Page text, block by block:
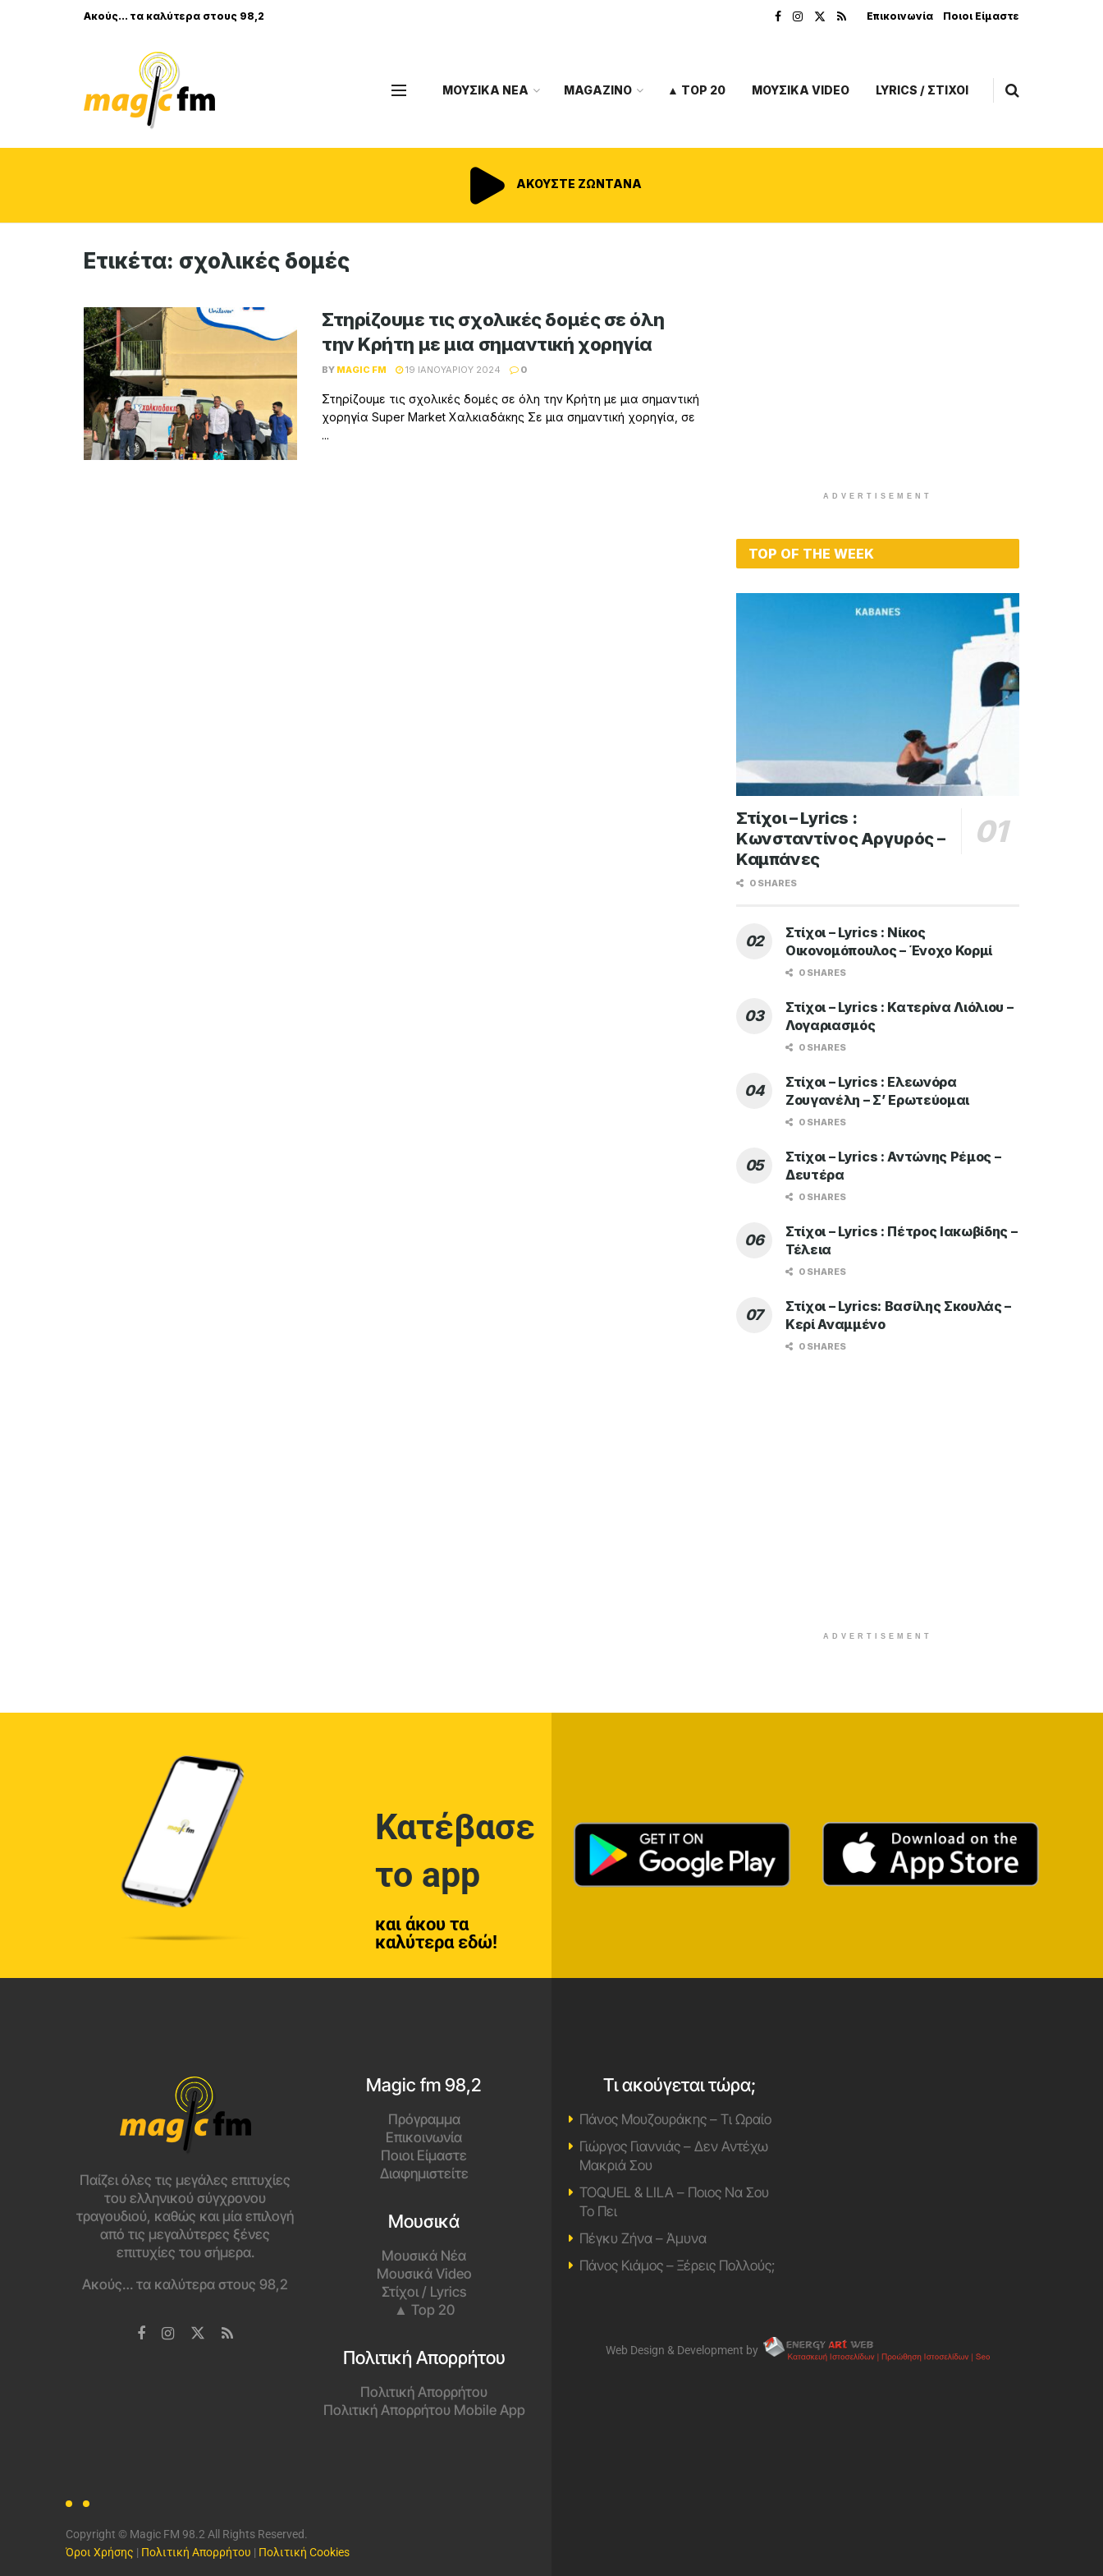
Ακούς... τα καλύτερα στους 98,2 Επικοινωνία Ποιοι Είμαστε
ΜΟΥΣΙΚΑ ΝΕΑ MAGAZINO ▲ TOP 20 ΜΟΥΣΙΚΑ VIDEO LYRICS / ΣΤΙΧΟΙ
ΑΚΟΥΣΤΕ ΖΩΝΤΑΝΑ
Ετικέτα: σχολικές δομές
Στηρίζουμε τις σχολικές δομές σε όλη
την Κρήτη με μια σημαντική χορηγία
BY MAGIC FM 19 ΙΑΝΟΥΑΡΊΟΥ 2024 0
Στηρίζουμε τις σχολικές δομές σε όλη την Κρήτη με μια σημαντική
χορηγία Super Market Χαλκιαδάκης Σε μια σημαντική χορηγία, σε
...
ADVERTISEMENT
TOP OF THE WEEK
Στίχοι – Lyrics :
Κωνσταντίνος Αργυρός –
Καμπάνες
0 SHARES
Στίχοι – Lyrics : Νίκος
Οικονομόπουλος – Ένοχο Κορμί
0 SHARES
Στίχοι – Lyrics : Κατερίνα Λιόλιου –
Λογαριασμός
0 SHARES
Στίχοι – Lyrics : Ελεωνόρα
Ζουγανέλη – Σ’ Ερωτεύομαι
0 SHARES
Στίχοι – Lyrics : Αντώνης Ρέμος –
Δευτέρα
0 SHARES
Στίχοι – Lyrics : Πέτρος Ιακωβίδης –
Τέλεια
0 SHARES
Στίχοι – Lyrics: Βασίλης Σκουλάς –
Κερί Αναμμένο
0 SHARES
ADVERTISEMENT
Κατέβασε
το app
και άκου τα
καλύτερα εδώ!
Παίζει όλες τις μεγάλες επιτυχίες
του ελληνικού σύγχρονου
τραγουδιού, καθώς και μία επιλογή
από τις μεγαλύτερες ξένες
επιτυχίες του σήμερα.
Ακούς… τα καλύτερα στους 98,2
Magic fm 98,2
Πρόγραμμα
Επικοινωνία
Ποιοι Είμαστε
Διαφημιστείτε
Μουσικά
Μουσικά Νέα
Μουσικά Video
Στίχοι / Lyrics
▲ Top 20
Πολιτική Απορρήτου
Πολιτική Απορρήτου
Πολιτική Απορρήτου Mobile App
Copyright © Magic FM 98.2 All Rights Reserved.
Όροι Χρήσης | Πολιτική Απορρήτου | Πολιτική Cookies
Τι ακούγεται τώρα;
Πάνος Μουζουράκης – Τι Ωραίο
Γιώργος Γιαννιάς – Δεν Αντέχω
Μακριά Σου
TOQUEL & LILA – Ποιος Να Σου
Το Πει
Πέγκυ Ζήνα – Άμυνα
Πάνος Κιάμος – Ξέρεις Πολλούς;
Web Design & Development by